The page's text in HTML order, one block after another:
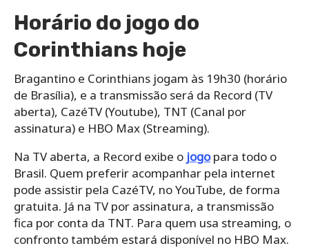
Horário do jogo do
Corinthians hoje
Bragantino e Corinthians jogam às 19h30 (horário
de Brasília), e a transmissão será da Record (TV
aberta), CazéTV (Youtube), TNT (Canal por
assinatura) e HBO Max (Streaming).
Na TV aberta, a Record exibe o jogopara todo o
Brasil. Quem preferir acompanhar pela internet
pode assistir pela CazéTV, no YouTube, de forma
gratuita. Já na TV por assinatura, a transmissão
fica por conta da TNT. Para quem usa streaming, o
confronto também estará disponível no HBO Max.